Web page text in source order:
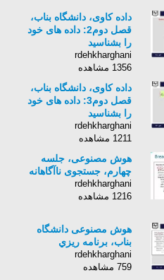
داده کاوی، دانشگاه بناب،
قصل دوم2: داده های خود
را بشناسید
rdehkharghani
1356 مشاهده
داده کاوی، دانشگاه بناب،
قصل دوم3: داده های خود
را بشناسید
rdehkharghani
1211 مشاهده
هوش مصنوعی، جلسه
چهارم، جستجوی ناآگاهانه
rdehkharghani
1216 مشاهده
هوش مصنوعی دانشگاه
بناب، برنامه ريزي
rdehkharghani
759 مشاهده